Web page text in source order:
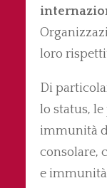
loro
Di
lo status,
immunità
consolare,
e